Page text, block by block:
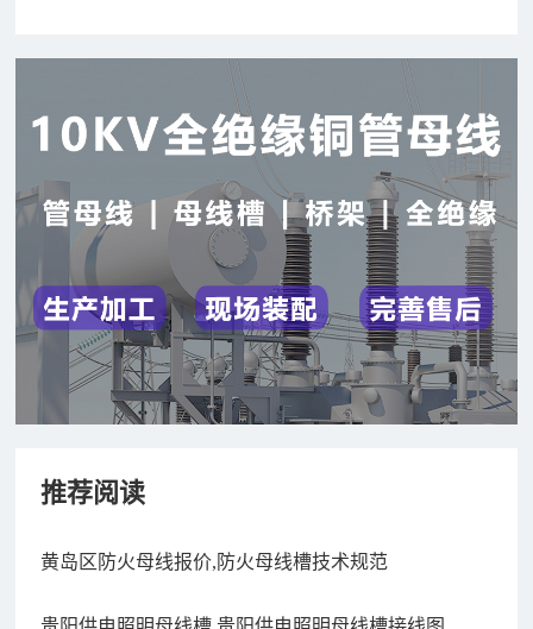
推荐阅读
黄岛区防火母线报价,防火母线槽技术规范